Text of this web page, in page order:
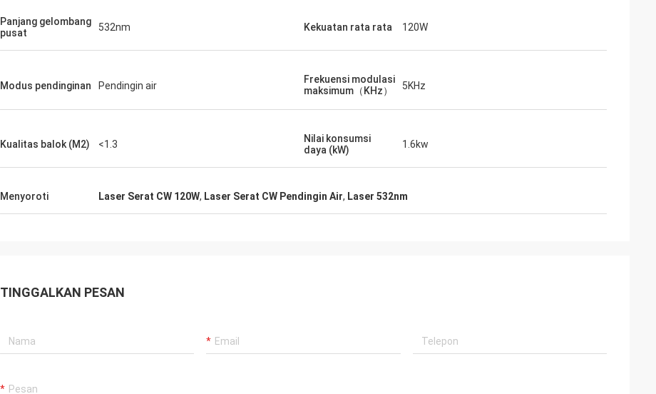
Panjang gelombang
pusat
532nm Kekuatan rata rata 120W
Modus pendinginan Pendingin air
Frekuensi modulasi
maksimum（KHz）
5KHz
Kualitas balok (M2) <1.3
Nilai konsumsi
daya (kW)
1.6kw
Menyoroti Laser Serat CW 120W, Laser Serat CW Pendingin Air, Laser 532nm
TINGGALKAN PESAN